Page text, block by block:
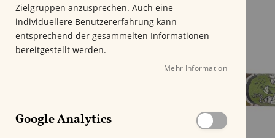
E
n
d
e
i
Zielgruppen anzusprechen. Auch eine
individuellere Benutzererfahrung kann
entsprechend der gesammelten Informationen
bereitgestellt werden.
Mehr Information
Google Analytics